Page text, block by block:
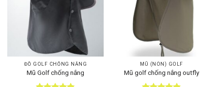
ĐỒ GOLF CHỐNG NẮNG
Mũ Golf chống nắng
MŨ (NÓN) GOLF
Mũ golf chống nắng outfly